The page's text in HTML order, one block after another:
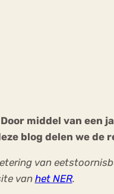
middel van
blog delen we de
van
van het NER.